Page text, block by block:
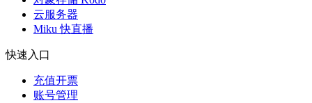
云服务器
Miku 快直播
快速入口
充值开票
账号管理